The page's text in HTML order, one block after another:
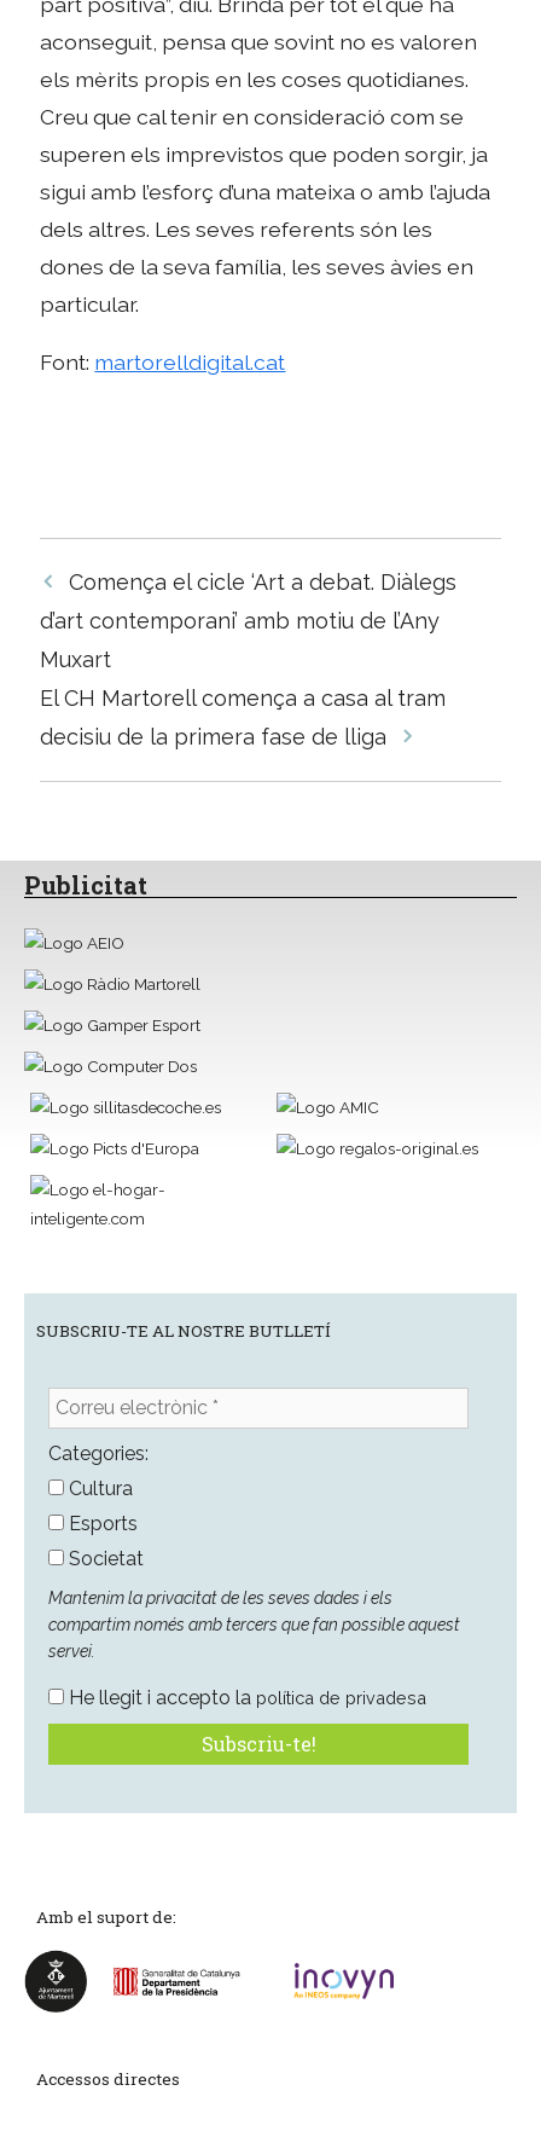
aconseguit, pensa que sovint no es valoren
els mèrits propis en les coses quotidianes.
Creu que cal tenir en consideració com se
superen els imprevistos que poden sorgir, ja
sigui amb l’esforç d’una mateixa o amb l’ajuda
dels altres. Les seves referents són les
dones de la seva família, les seves àvies en
particular.
Font: martorelldigital.cat
Navegació
per
Comença el cicle ‘Art a debat. Diàlegs
d’art contemporani’ amb motiu de l’Any
Muxart
El CH Martorell comença a casa al tram
decisiu de la primera fase de lliga
Publicitat
SUBSCRIU-TE AL NOSTRE BUTLLETÍ
Correu
electrònic
*Categories:
Cultura
Esports
Societat
Mantenim la privacitat de les seves dades i els
compartim només amb tercers que fan possible aquest
servei.
He llegit i accepto la política de privadesa
Amb el suport de:
Accessos directes